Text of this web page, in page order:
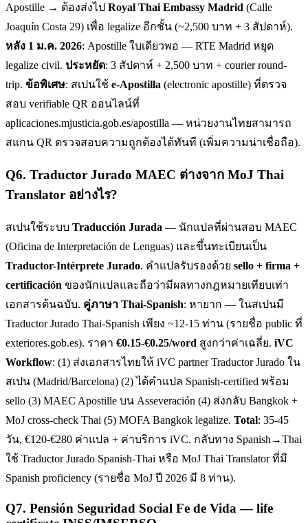
Apostille → ต้องส่งไป Royal Thai Embassy Madrid (Calle
Joaquín Costa 29) เพื่อ legalize อีกชั้น (~2,500 บาท + 3 สัปดาห์).
หลัง 1 ม.ค. 2026: Apostille ใบเดียวพอ — RTE Madrid หยุด
legalize civil. ประหยัด: 3 สัปดาห์ + 2,500 บาท + courier round-
trip. ข้อพิเศษ: สเปนใช้ e-Apostilla (electronic apostille) ที่ตรวจ
สอบ verifiable QR ออนไลน์ที่
aplicaciones.mjusticia.gob.es/apostilla — หน่วยงานไทยสามารถ
สแกน QR ตรวจสอบความถูกต้องได้ทันที (เพิ่มความน่าเชื่อถือ).
Q6. Traductor Jurado MAEC ต่างจาก MoJ Thai
Translator อย่างไร?
สเปนใช้ระบบ Traducción Jurada — นักแปลที่ผ่านสอบ MAEC
(Oficina de Interpretación de Lenguas) และขึ้นทะเบียนเป็น
Traductor-Intérprete Jurado. คำแปลรับรองด้วย sello + firma +
certificación ของนักแปลและถือว่ามีผลทางกฎหมายเทียบเท่า
เอกสารต้นฉบับ. คู่ภาษา Thai-Spanish: หายาก — ในสเปนมี
Traductor Jurado Thai-Spanish เพียง ~12-15 ท่าน (รายชื่อ public ที่
exteriores.gob.es). ราคา €0.15-€0.25/word สูงกว่าค่าเฉลี่ย. iVC
Workflow: (1) ส่งเอกสารไทยให้ iVC partner Traductor Jurado ใน
สเปน (Madrid/Barcelona) (2) ได้คำแปล Spanish-certified พร้อม
sello (3) MAEC Apostille บน Asseveración (4) ส่งกลับ Bangkok +
MoJ cross-check Thai (5) MOFA Bangkok legalize. Total: 35-45
วัน, €120-€280 ค่าแปล + ค่าบริการ iVC. กลับทาง Spanish→Thai
ใช้ Traductor Jurado Spanish-Thai หรือ MoJ Thai Translator ที่มี
Spanish proficiency (รายชื่อ MoJ ปี 2026 มี 8 ท่าน).
Q7. Pensión Seguridad Social Fe de Vida — life